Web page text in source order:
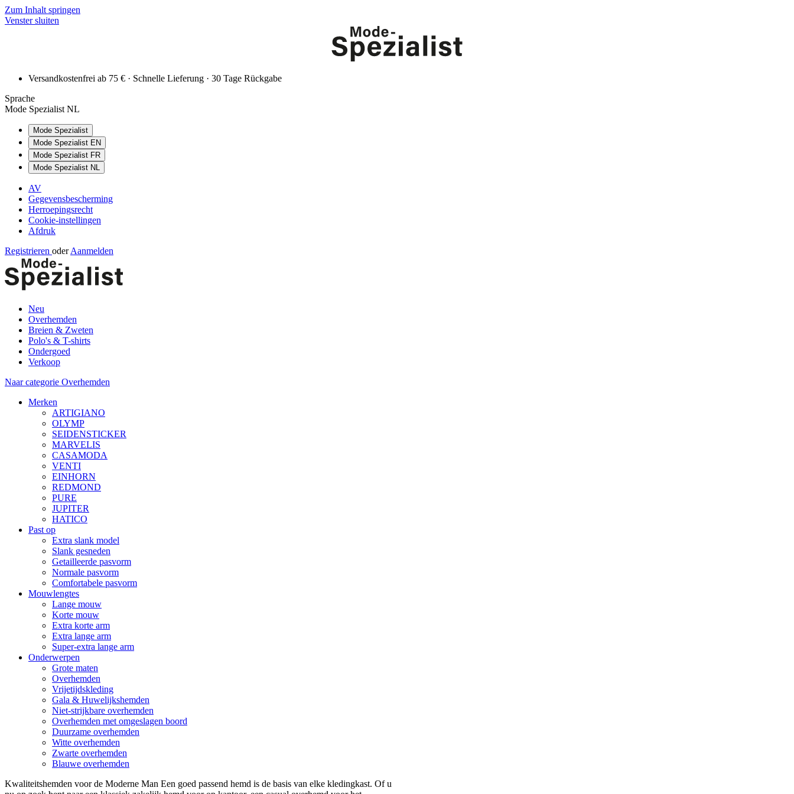
Zum Inhalt springen
Venster sluiten
Versandkostenfrei ab 75 € · Schnelle Lieferung · 30 Tage Rückgabe
Sprache
Mode Spezialist NL
Mode Spezialist
Mode Spezialist EN
Mode Spezialist FR
Mode Spezialist NL
AV
Gegevensbescherming
Herroepingsrecht
Cookie-instellingen
Afdruk
Registrieren oder Aanmelden
Neu
Overhemden
Breien & Zweten
Polo's & T-shirts
Ondergoed
Verkoop
Naar categorie Overhemden
Merken
ARTIGIANO
OLYMP
SEIDENSTICKER
MARVELIS
CASAMODA
VENTI
EINHORN
REDMOND
PURE
JUPITER
HATICO
Past op
Extra slank model
Slank gesneden
Getailleerde pasvorm
Normale pasvorm
Comfortabele pasvorm
Mouwlengtes
Lange mouw
Korte mouw
Extra korte arm
Extra lange arm
Super-extra lange arm
Onderwerpen
Grote maten
Overhemden
Vrijetijdskleding
Gala & Huwelijkshemden
Niet-strijkbare overhemden
Overhemden met omgeslagen boord
Duurzame overhemden
Witte overhemden
Zwarte overhemden
Blauwe overhemden
Kwaliteitshemden voor de Moderne Man Een goed passend hemd is de basis van elke kledingkast. Of u